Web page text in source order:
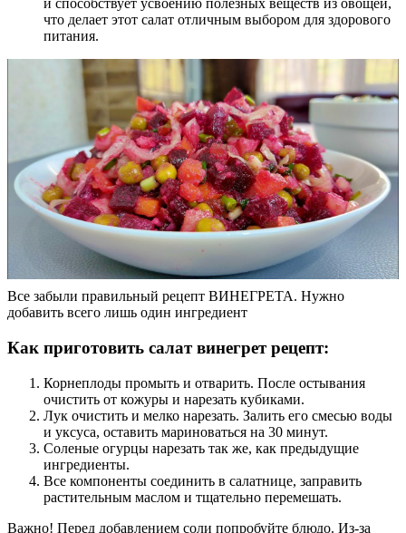
и способствует усвоению полезных веществ из овощей,
что делает этот салат отличным выбором для здорового
питания.
Все забыли правильный рецепт ВИНЕГРЕТА. Нужно
добавить всего лишь один ингредиент
Как приготовить салат винегрет рецепт:
Корнеплоды промыть и отварить. После остывания
очистить от кожуры и нарезать кубиками.
Лук очистить и мелко нарезать. Залить его смесью воды
и уксуса, оставить мариноваться на 30 минут.
Соленые огурцы нарезать так же, как предыдущие
ингредиенты.
Все компоненты соединить в салатнице, заправить
растительным маслом и тщательно перемешать.
Важно! Перед добавлением соли попробуйте блюдо. Из-за